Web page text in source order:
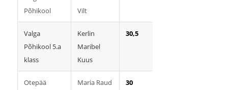
Põhikool
Vilt
Valga
Põhikool 5.a
klass
Kerlin
Maribel
Kuus
30,5
Otepää
Maria Raud 30